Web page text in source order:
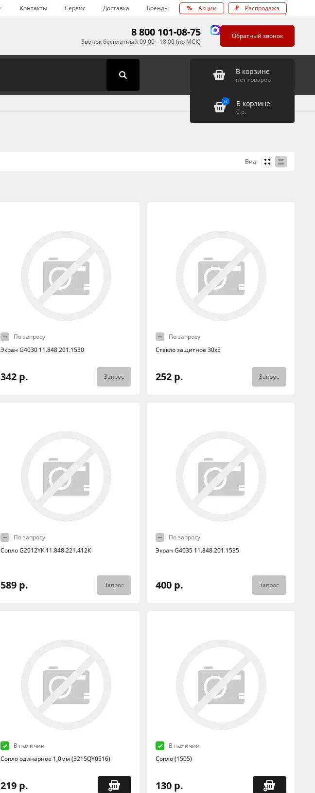
Контакты Сервис Доставка Бренды % Акции ₽ Распродажа
8 800 101-08-75
Звонок бесплатный 09:00 - 18:00 (по МСК)
Обратный звонок
В корзине
нет товаров
0 В корзине
0 р.
Вид:
По запросу
Экран G4030 11.848.201.1530
342 р. Запрос
По запросу
Стекло защитное 30x5
252 р. Запрос
По запросу
Сопло G2012YК 11.848.221.412К
589 р. Запрос
По запросу
Экран G4035 11.848.201.1535
400 р. Запрос
В наличии
Сопло одинарное 1,0мм (3215QY0516)
219 р.
В наличии
Сопло (1505)
130 р.